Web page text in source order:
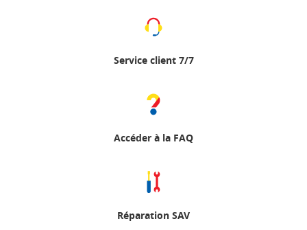
Service client 7/7
Accéder à la FAQ
Réparation SAV